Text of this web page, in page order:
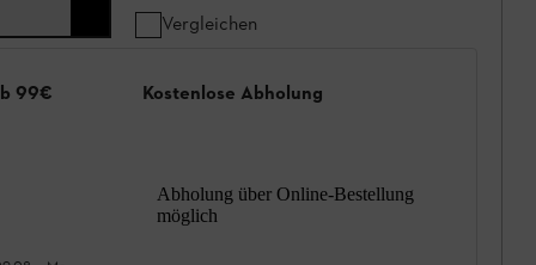
Vergleichen
99€ Kostenlose Abholung
Abholung über Online-Bestellung
möglich